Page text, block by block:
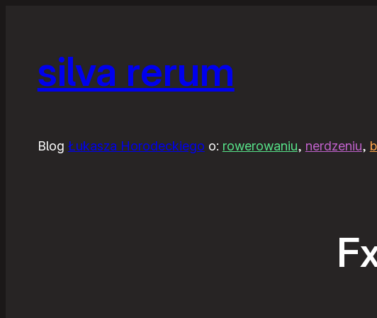
silva rerum
Blog Łukasza Horodeckiego o: rowerowaniu, nerdzeniu,